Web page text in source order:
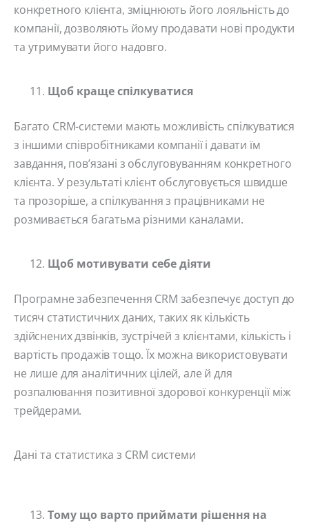
конкретного клієнта, зміцнюють його лояльність до
компанії, дозволяють йому продавати нові продукти
та утримувати його надовго.
Щоб краще спілкуватися
Багато CRM-системи мають можливість спілкуватися
з іншими співробітниками компанії і давати їм
завдання, пов’язані з обслуговуванням конкретного
клієнта. У результаті клієнт обслуговується швидше
та прозоріше, а спілкування з працівниками не
розмивається багатьма різними каналами.
Щоб мотивувати себе діяти
Програмне забезпечення CRM забезпечує доступ до
тисяч статистичних даних, таких як кількість
здійснених дзвінків, зустрічей з клієнтами, кількість і
вартість продажів тощо. Їх можна використовувати
не лише для аналітичних цілей, але й для
розпалювання позитивної здорової конкуренції між
трейдерами.
Дані та статистика з CRM системи
Тому що варто приймати рішення на